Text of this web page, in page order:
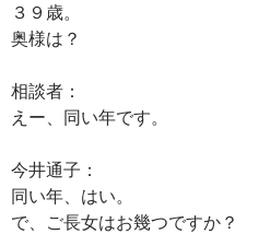
３９歳。
奥様は？
相談者：
えー、同い年です。
今井通子：
同い年、はい。
で、ご長女はお幾つですか？